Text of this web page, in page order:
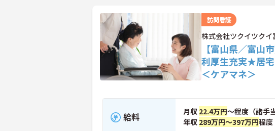
訪問看護
株式会社ツクイツクイ
【富山県／富山
利厚生充実★居宅
＜ケアマネ＞
給料 月収 22.4万円～程度（諸手
年収 289万円～397万円程度